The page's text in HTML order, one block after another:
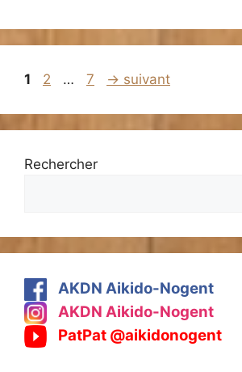
Page
1 Page
2 … Page
7 → suivant
Rechercher
AKDN Aikido-Nogent
AKDN Aikido-Nogent
PatPat @aikidonogent